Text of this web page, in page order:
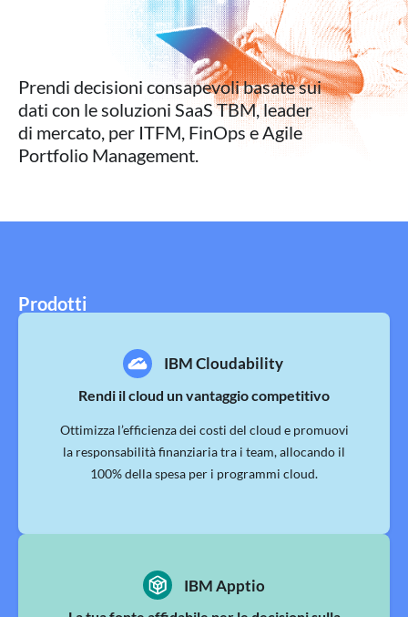
Prendi decisioni consapevoli basate sui
dati con le soluzioni SaaS TBM, leader
di mercato, per ITFM, FinOps e Agile
Portfolio Management.
Prodotti
IBM Cloudability
Rendi il cloud un vantaggio competitivo
Ottimizza l’efficienza dei costi del cloud e promuovi
la responsabilità finanziaria tra i team, allocando il
100% della spesa per i programmi cloud.
IBM Apptio